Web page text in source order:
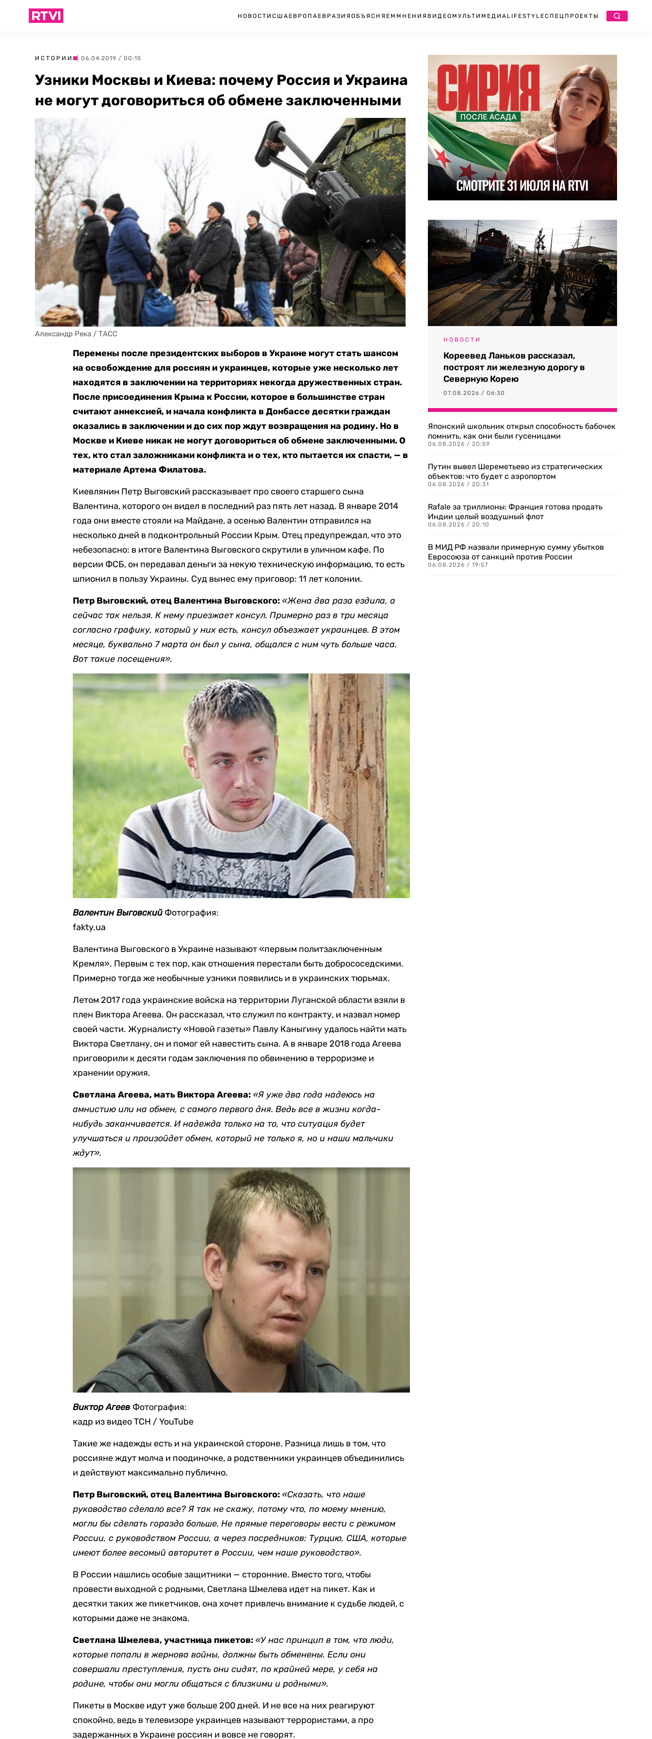
НОВОСТИ США ЕВРОПА ЕВРАЗИЯ ОБЪЯСНЯЕМ МНЕНИЯ ВИДЕО МУЛЬТИМЕДИА LIFESTYLEСПЕЦПРОЕКТЫ
ИСТОРИИ | 06.04.2019 / 00:15
Узники Москвы и Киева: почему Россия и Украина
не могут договориться об обмене заключенными
Александр Река / ТАСС
Перемены после президентских выборов в Украине могут стать шансом
на освобождение для россиян и украинцев, которые уже несколько лет
находятся в заключении на территориях некогда дружественных стран.
После присоединения Крыма к России, которое в большинстве стран
считают аннексией, и начала конфликта в Донбассе десятки граждан
оказались в заключении и до сих пор ждут возвращения на родину. Но в
Москве и Киеве никак не могут договориться об обмене заключенными. О
тех, кто стал заложниками конфликта и о тех, кто пытается их спасти, — в
материале Артема Филатова.
Киевлянин Петр Выговский рассказывает про своего старшего сына
Валентина, которого он видел в последний раз пять лет назад. В январе 2014
года они вместе стояли на Майдане, а осенью Валентин отправился на
несколько дней в подконтрольный России Крым. Отец предупреждал, что это
небезопасно: в итоге Валентина Выговского скрутили в уличном кафе. По
версии ФСБ, он передавал деньги за некую техническую информацию, то есть
шпионил в пользу Украины. Суд вынес ему приговор: 11 лет колонии.
Петр Выговский, отец Валентина Выговского: «Жена два раза ездила, а
сейчас так нельзя. К нему приезжает консул. Примерно раз в три месяца
согласно графику, который у них есть, консул объезжает украинцев. В этом
месяце, буквально 7 марта он был у сына, общался с ним чуть больше часа.
Вот такие посещения».
Валентин Выговский Фотография:
fakty.ua
Валентина Выговского в Украине называют «первым политзаключенным
Кремля». Первым с тех пор, как отношения перестали быть добрососедскими.
Примерно тогда же необычные узники появились и в украинских тюрьмах.
Летом 2017 года украинские войска на территории Луганской области взяли в
плен Виктора Агеева. Он рассказал, что служил по контракту, и назвал номер
своей части. Журналисту «Новой газеты» Павлу Каныгину удалось найти мать
Виктора Светлану, он и помог ей навестить сына. А в январе 2018 года Агеева
приговорили к десяти годам заключения по обвинению в терроризме и
хранении оружия.
Светлана Агеева, мать Виктора Агеева: «Я уже два года надеюсь на
амнистию или на обмен, с самого первого дня. Ведь все в жизни когда-
нибудь заканчивается. И надежда только на то, что ситуация будет
улучшаться и произойдет обмен, который не только я, но и наши мальчики
ждут».
Виктор Агеев Фотография:
кадр из видео ТСН / YouTube
Такие же надежды есть и на украинской стороне. Разница лишь в том, что
россияне ждут молча и поодиночке, а родственники украинцев объединились
и действуют максимально публично.
Петр Выговский, отец Валентина Выговского: «Сказать, что наше
руководство сделало все? Я так не скажу, потому что, по моему мнению,
могли бы сделать гораздо больше. Не прямые переговоры вести с режимом
России, с руководством России, а через посредников: Турцию, США, которые
имеют более весомый авторитет в России, чем наше руководство».
В России нашлись особые защитники — сторонние. Вместо того, чтобы
провести выходной с родными, Светлана Шмелева идет на пикет. Как и
десятки таких же пикетчиков, она хочет привлечь внимание к судьбе людей, с
которыми даже не знакома.
Светлана Шмелева, участница пикетов: «У нас принцип в том, что люди,
которые попали в жернова войны, должны быть обменены. Если они
совершали преступления, пусть они сидят, по крайней мере, у себя на
родине, чтобы они могли общаться с близкими и родными».
Пикеты в Москве идут уже больше 200 дней. И не все на них реагируют
спокойно, ведь в телевизоре украинцев называют террористами, а про
задержанных в Украине россиян и вовсе не говорят.
НОВОСТИ
Кореевед Ланьков рассказал,
построят ли железную дорогу в
Северную Корею
07.08.2026 / 06:30
Японский школьник открыл способность бабочек
помнить, как они были гусеницами
06.08.2026 / 20:59
Путин вывел Шереметьево из стратегических
объектов: что будет с аэропортом
06.08.2026 / 20:31
Rafale за триллионы: Франция готова продать
Индии целый воздушный флот
06.08.2026 / 20:10
В МИД РФ назвали примерную сумму убытков
Евросоюза от санкций против России
06.08.2026 / 19:57